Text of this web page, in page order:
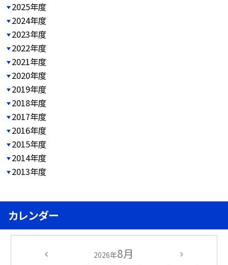
2025年度
2024年度
2023年度
2022年度
2021年度
2020年度
2019年度
2018年度
2017年度
2016年度
2015年度
2014年度
2013年度
カレンダー
2026年8月